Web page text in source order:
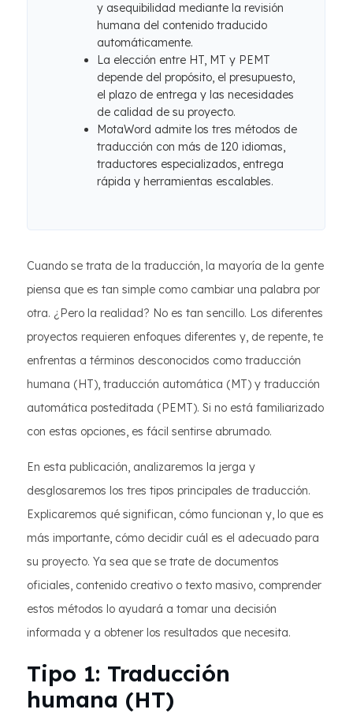
y asequibilidad mediante la revisión
humana del contenido traducido
automáticamente.
La elección entre HT, MT y PEMT
depende del propósito, el presupuesto,
el plazo de entrega y las necesidades
de calidad de su proyecto.
MotaWord admite los tres métodos de
traducción con más de 120 idiomas,
traductores especializados, entrega
rápida y herramientas escalables.
Cuando se trata de la traducción, la mayoría de la gente
piensa que es tan simple como cambiar una palabra por
otra. ¿Pero la realidad? No es tan sencillo. Los diferentes
proyectos requieren enfoques diferentes y, de repente, te
enfrentas a términos desconocidos como traducción
humana (HT), traducción automática (MT) y traducción
automática posteditada (PEMT). Si no está familiarizado
con estas opciones, es fácil sentirse abrumado.
En esta publicación, analizaremos la jerga y
desglosaremos los tres tipos principales de traducción.
Explicaremos qué significan, cómo funcionan y, lo que es
más importante, cómo decidir cuál es el adecuado para
su proyecto. Ya sea que se trate de documentos
oficiales, contenido creativo o texto masivo, comprender
estos métodos lo ayudará a tomar una decisión
informada y a obtener los resultados que necesita.
Tipo 1: Traducción
humana (HT)